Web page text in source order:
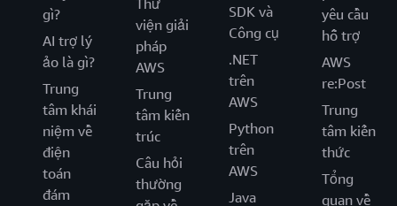
gì?
AI trợ lý
ảo là gì?
Trung
tâm khái
niệm về
điện
toán
đám
Thư
viện giải
pháp
AWS
Trung
tâm kiến
trúc
Câu hỏi
thường
SDK và
Công cụ
.NET
trên
AWS
Python
trên
AWS
Java
yêu cầu
hỗ trợ
AWS
re:Post
Trung
tâm kiến
thức
Tổng
quan về